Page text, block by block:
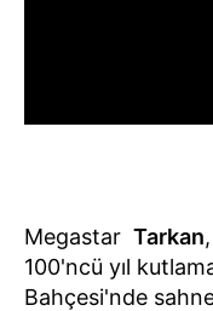
Megastar Tarkan,
100'ncü yıl
Bahçesi'nde